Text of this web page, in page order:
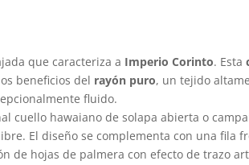
que caracteriza a Imperio Corinto. Esta
beneficios del rayón puro, un tejido
fluido.
cuello hawaiano de solapa abierta o
El diseño se complementa con una
de hojas de palmera con efecto de trazo